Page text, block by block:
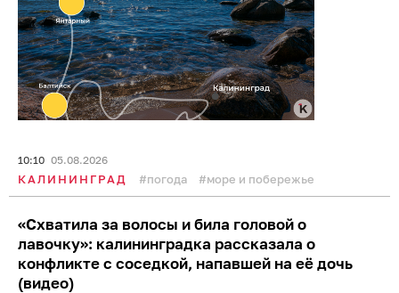
10:10 05.08.2026
КАЛИНИНГРАД погода море и побережье
«Схватила за волосы и била головой о
лавочку»: калининградка рассказала о
конфликте с соседкой, напавшей на её дочь
(видео)